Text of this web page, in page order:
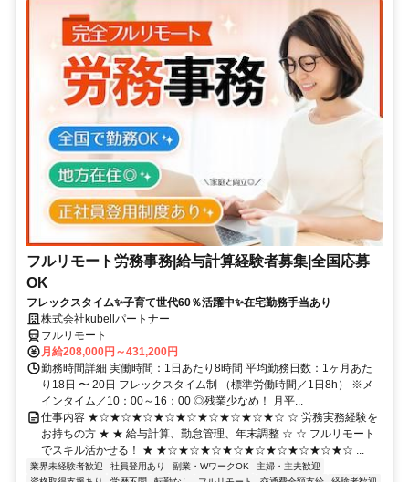
フルリモート労務事務|給与計算経験者募集|全国応募
OK
フレックスタイム✨子育て世代60％活躍中✨在宅勤務手当あり
株式会社kubellパートナー
フルリモート
月給208,000円～431,200円
勤務時間詳細 実働時間：1日あたり8時間 平均勤務日数：1ヶ月あた
り18日 〜 20日 フレックスタイム制 （標準労働時間／1日8h） ※メ
インタイム／10：00～16：00 ◎残業少なめ！ 月平...
仕事内容 ★☆★☆★☆★☆★☆★☆★☆★☆★☆ ☆ 労務実務経験を
お持ちの方 ★ ★ 給与計算、勤怠管理、年末調整 ☆ ☆ フルリモート
でスキル活かせる！ ★ ★☆★☆★☆★☆★☆★☆★☆★☆★☆ ...
業界未経験者歓迎 社員登用あり 副業・WワークOK
主婦・主夫歓迎